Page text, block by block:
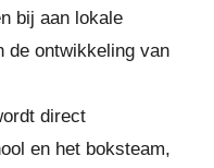
bij aan lokale
de ontwikkeling van
direct
en het boksteam,